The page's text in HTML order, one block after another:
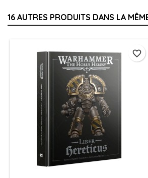
16 AUTRES PRODUITS DANS LA
favorite_border